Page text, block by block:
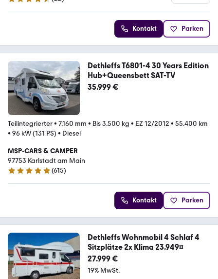
4.7 Sterne
Kontakt Parken
Dethleffs T6801-4 30 Years Edition
Hub+Queensbett SAT-TV
35.999 €
Teilintegrierter• 7.160 mm • Bis 3.500 kg • EZ 12/2012 • 55.400 km
• 96 kW (131 PS) • Diesel
MSP-CARS & CAMPER
97753 Karlstadt am Main
4.8 Sterne
(615)
Kontakt Parken
Dethleffs Wohnmobil 4 Schlaf 4
Sitzplätze 2x Klima 23.949¤
27.999 €
19% MwSt.